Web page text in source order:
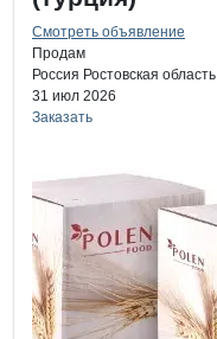
Смотреть объявление
Продам
Россия Ростовская область
31 июл 2026
Заказать